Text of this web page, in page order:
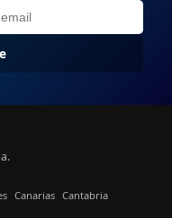
Canarias Cantabria